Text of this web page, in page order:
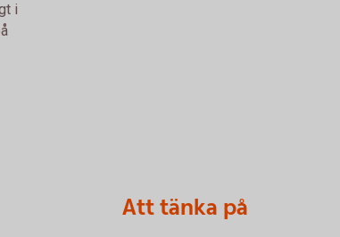
i
Att tänka på